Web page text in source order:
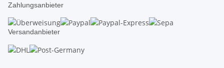
Zahlungsanbieter
Versandanbieter